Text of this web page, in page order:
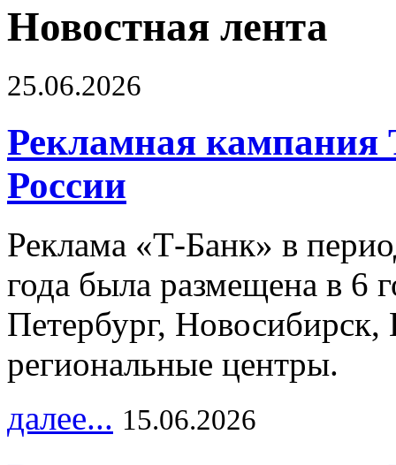
Новостная лента
25.06.2026
Рекламная кампания
России
Реклама «Т-Банк» в
года была размещена в 6
Петербург,
региональные центры.
далее... 15.06.2026